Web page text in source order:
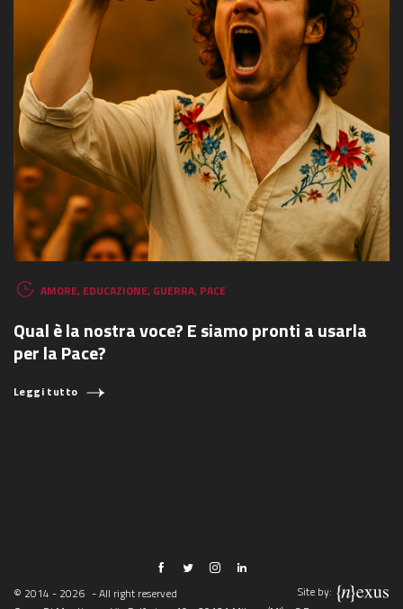
AMORE, EDUCAZIONE, GUERRA, PACE
Qual è la nostra voce? E siamo pronti a usarla
per la Pace?
Leggi tutto
© 2014 - 2026 - All right reserved
Site by: